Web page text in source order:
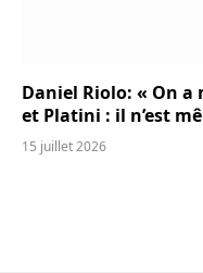
Daniel Riolo: « On a
et Platini : il n’est
15 juillet 2026